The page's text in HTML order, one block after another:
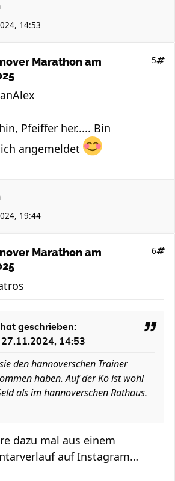
14:53
Marathon am
5
Pfeiffer her..... Bin
angemeldet
19:44
Marathon am
6
hat geschrieben:
27.11.2024, 14:53
den hannoverschen Trainer
haben. Auf der Kö ist wohl
als im hannoverschen Rathaus.
dazu mal aus einem
auf Instagram…